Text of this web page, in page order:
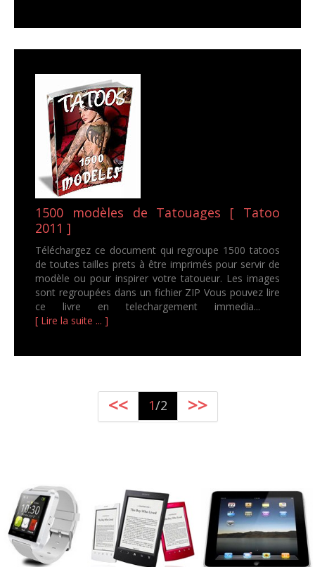
1500 modèles de Tatouages [ Tatoo
2011 ]
Téléchargez ce document qui regroupe 1500 tatoos
de toutes tailles prets à être imprimés pour servir de
modèle ou pour inspirer votre tatoueur. Les images
sont regroupées dans un fichier ZIP Vous pouvez lire
ce livre en telechargement immedia...
[ Lire la suite ... ]
<< 1/2 >>